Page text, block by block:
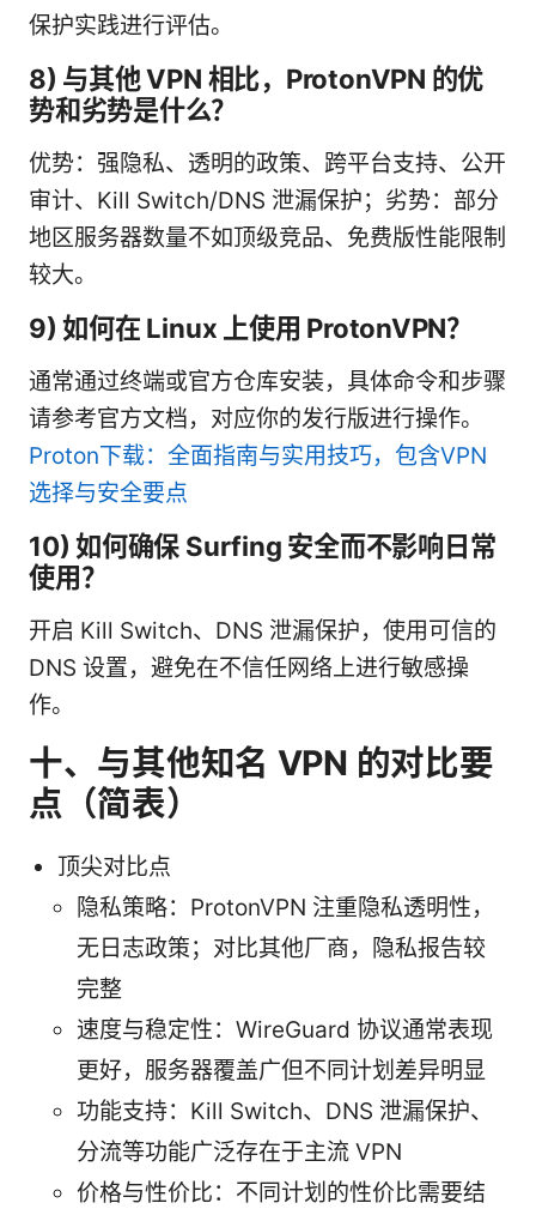
保护实践进行评估。
8) 与其他 VPN 相比，ProtonVPN 的优
势和劣势是什么？
优势：强隐私、透明的政策、跨平台支持、公开
审计、Kill Switch/DNS 泄漏保护；劣势：部分
地区服务器数量不如顶级竞品、免费版性能限制
较大。
9) 如何在 Linux 上使用 ProtonVPN？
通常通过终端或官方仓库安装，具体命令和步骤
请参考官方文档，对应你的发行版进行操作。
Proton下载：全面指南与实用技巧，包含VPN
选择与安全要点
10) 如何确保 Surfing 安全而不影响日常
使用？
开启 Kill Switch、DNS 泄漏保护，使用可信的
DNS 设置，避免在不信任网络上进行敏感操
作。
十、与其他知名 VPN 的对比要
点（简表）
顶尖对比点
隐私策略：ProtonVPN 注重隐私透明性，
无日志政策；对比其他厂商，隐私报告较
完整
速度与稳定性：WireGuard 协议通常表现
更好，服务器覆盖广但不同计划差异明显
功能支持：Kill Switch、DNS 泄漏保护、
分流等功能广泛存在于主流 VPN
价格与性价比：不同计划的性价比需要结